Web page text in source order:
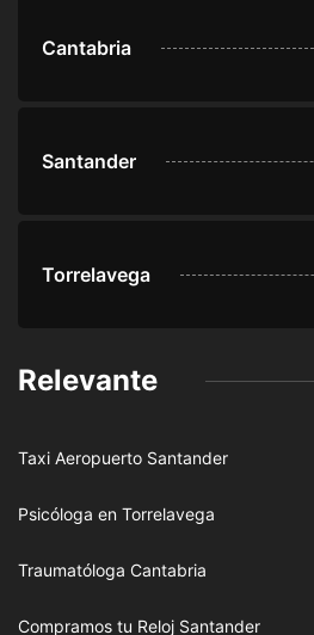
Cantabria
Santander
Torrelavega
Relevante
Taxi Aeropuerto Santander
Psicóloga en Torrelavega
Traumatóloga Cantabria
Compramos tu Reloj Santander